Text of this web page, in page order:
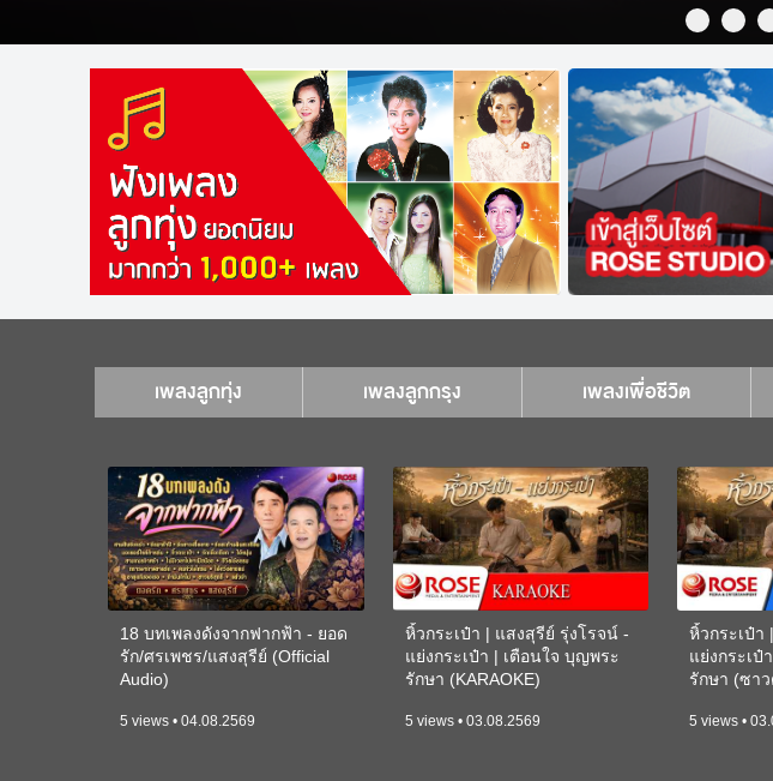
เพลงลูกทุ่ง เพลงลูกกรุง เพลงเพื่อชีวิต
18 บทเพลงดังจากฟากฟ้า - ยอด
รัก/ศรเพชร/แสงสุรีย์ (Official
Audio)
5 views • 04.08.2569
หิ้วกระเป๋า | แสงสุรีย์ รุ่งโรจน์ -
แย่งกระเป๋า | เตือนใจ บุญพระ
รักษา (KARAOKE)
5 views • 03.08.2569
หิ้วกระเป๋า
แย่งกระเป๋
รักษา (ซา
5 views •